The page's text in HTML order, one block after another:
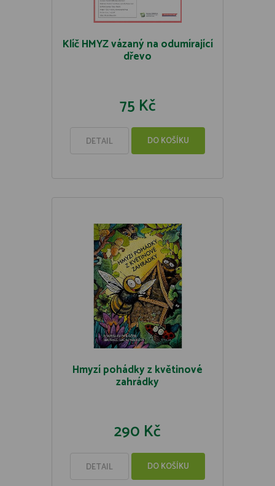
Klíč HMYZ vázaný na odumírající
dřevo
75 Kč
DETAIL DO KOŠÍKU
Hmyzí pohádky z květinové
zahrádky
290 Kč
DETAIL DO KOŠÍKU